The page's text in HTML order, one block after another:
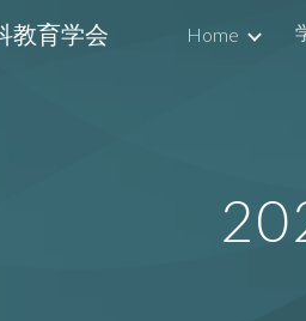
Skip to
教育学会 Home